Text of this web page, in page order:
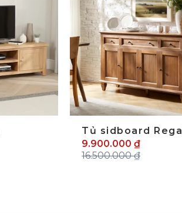
Tủ sidboard Regal
9.900.000 ₫
16.500.000 ₫